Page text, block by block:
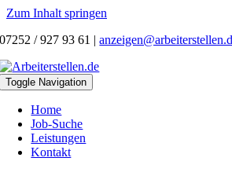
Zum Inhalt springen
07252 / 927 93 61 |
Toggle Navigation
Home
Job-Suche
Leistungen
Kontakt